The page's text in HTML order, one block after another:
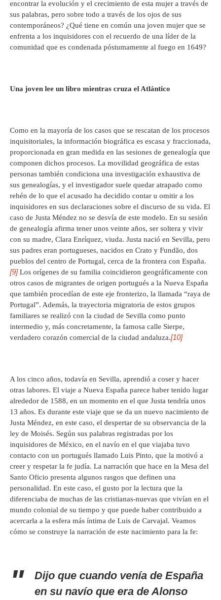
encontrar la evolución y el crecimiento de esta mujer a través de
sus palabras, pero sobre todo a través de los ojos de sus
contemporáneos? ¿Qué tiene en común una joven mujer que se
enfrenta a los inquisidores con el recuerdo de una líder de la
comunidad que es condenada póstumamente al fuego en 1649?
Una joven lee un libro mientras cruza el Atlántico
Como en la mayoría de los casos que se rescatan de los procesos
inquisitoriales, la información biográfica es escasa y fraccionada,
proporcionada en gran medida en las sesiones de genealogía que
componen dichos procesos. La movilidad geográfica de estas
personas también condiciona una investigación exhaustiva de
sus genealogías, y el investigador suele quedar atrapado como
rehén de lo que el acusado ha decidido contar u omitir a los
inquisidores en sus declaraciones sobre el discurso de su vida. El
caso de Justa Méndez no se desvía de este modelo. En su sesión
de genealogía afirma tener unos veinte años, ser soltera y vivir
con su madre, Clara Enríquez, viuda. Justa nació en Sevilla, pero
sus padres eran portugueses, nacidos en Crato y Fundão, dos
pueblos del centro de Portugal, cerca de la frontera con España.
[9]Los orígenes de su familia coincidieron geográficamente con
otros casos de migrantes de origen portugués a la Nueva España
que también procedían de este eje fronterizo, la llamada “raya de
Portugal”. Además, la trayectoria migratoria de estos grupos
familiares se realizó con la ciudad de Sevilla como punto
intermedio y, más concretamente, la famosa calle Sierpe,
verdadero corazón comercial de la ciudad andaluza.[10]
A los cinco años, todavía en Sevilla, aprendió a coser y hacer
otras labores. El viaje a Nueva España parece haber tenido lugar
alrededor de 1588, en un momento en el que Justa tendría unos
13 años. Es durante este viaje que se da un nuevo nacimiento de
Justa Méndez, en este caso, el despertar de su observancia de la
ley de Moisés. Según sus palabras registradas por los
inquisidores de México, en el navío en el que viajaba tuvo
contacto con un portugués llamado Luis Pinto, que la motivó a
creer y respetar la fe judía. La narración que hace en la Mesa del
Santo Oficio presenta algunos rasgos que definen una
personalidad. En este caso, el gusto por la lectura que la
diferenciaba de muchas de las cristianas-nuevas que vivían en el
mundo colonial de su tiempo y que puede haber contribuido a
acercarla a la esfera más íntima de Luis de Carvajal. Veamos
cómo se construye la narración de este nacimiento para la fe:
Dijo que cuando venía de España
en su navío que era de Alonso